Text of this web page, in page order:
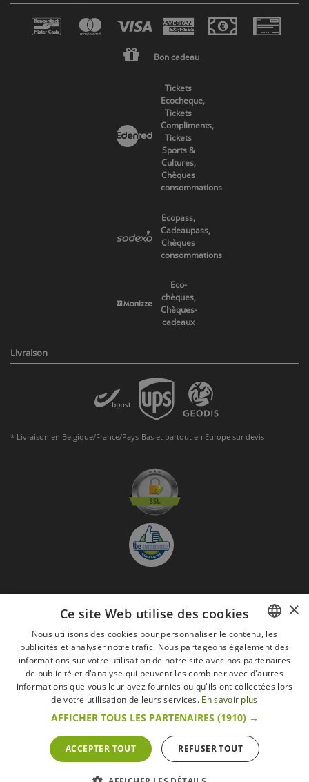
Bon cadeau
Tickets
Ecocheque,
Tickets
Compliments,
Tickets
Sports &
Cultures,
Chèques
consommations
Ecopass,
Cadeaupass,
Chèques
consommations
Eco-
chèques,
Chèques-
cadeaux
Livraison
* Livraison en Belgique/France/Pays-Bas et partout en Europe sur devis
S'abonner à la Newsletter
Je suis d'accord avec
Toutes les marques Conditions générales
Mentions légales
Retour & Droit de rétractation
FAQ Recrutement
s'entendent toutes taxes comprises.
Conformément au livre VI « Pratiques du marché et protection du consommateur » du
Code belge de droit économique.
Le Client agissant en tant que consommateur dispose d’un droit de
Que faire en cas de litige,Plus d'infos
FRENCH
DUTCH
×
Ce site Web utilise des cookies
Nous utilisons des cookies pour personnaliser le contenu, les
publicités et analyser notre trafic. Nous partageons également des
informations sur votre utilisation de notre site avec nos partenaires
de publicité et d'analyse qui peuvent les combiner avec d'autres
informations que vous leur avez fournies ou qu'ils ont collectées lors
de votre utilisation de leurs services. En savoir plus
AFFICHER TOUS LES PARTENAIRES (1910) →
ACCEPTER TOUT REFUSER TOUT